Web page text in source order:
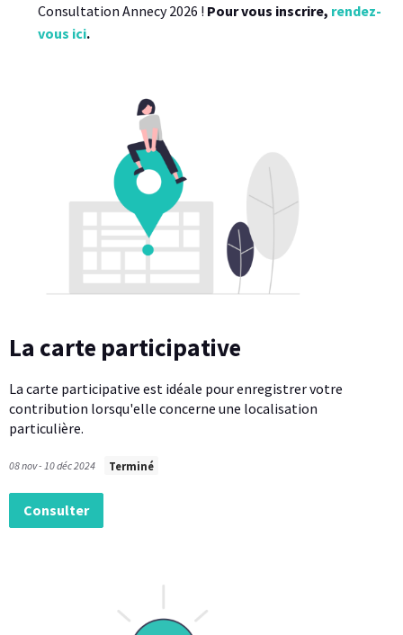
Consultation Annecy 2026 ! Pour vous inscrire, rendez-
vous ici.
La carte participative
La carte participative est idéale pour enregistrer votre
contribution lorsqu'elle concerne une localisation
particulière.
08 nov - 10 déc 2024 Terminé
Consulter